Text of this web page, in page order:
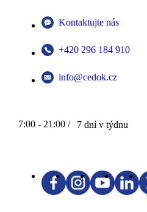
Kontaktujte nás
+420 296 184 910
info@cedok.cz
7:00 - 21:00 / 7 dní v týdnu